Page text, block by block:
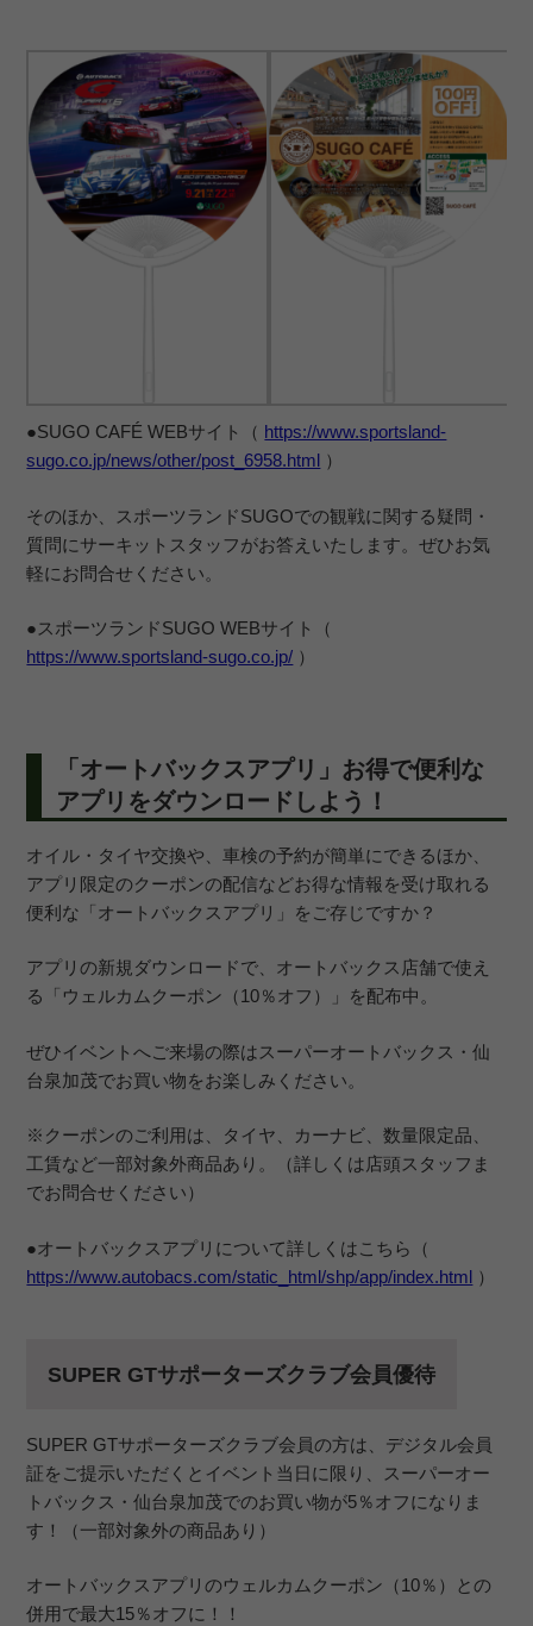
●SUGO CAFÉ WEBサイト（ https://www.sportsland-
sugo.co.jp/news/other/post_6958.html ）
そのほか、スポーツランドSUGOでの観戦に関する疑問・
質問にサーキットスタッフがお答えいたします。ぜひお気
軽にお問合せください。
●スポーツランドSUGO WEBサイト（
https://www.sportsland-sugo.co.jp/ ）
「オートバックスアプリ」お得で便利な
アプリをダウンロードしよう！
オイル・タイヤ交換や、車検の予約が簡単にできるほか、
アプリ限定のクーポンの配信などお得な情報を受け取れる
便利な「オートバックスアプリ」をご存じですか？
アプリの新規ダウンロードで、オートバックス店舗で使え
る「ウェルカムクーポン（10％オフ）」を配布中。
ぜひイベントへご来場の際はスーパーオートバックス・仙
台泉加茂でお買い物をお楽しみください。
※クーポンのご利用は、タイヤ、カーナビ、数量限定品、
工賃など一部対象外商品あり。（詳しくは店頭スタッフま
でお問合せください）
●オートバックスアプリについて詳しくはこちら（
https://www.autobacs.com/static_html/shp/app/index.html ）
SUPER GTサポーターズクラブ会員優待
SUPER GTサポーターズクラブ会員の方は、デジタル会員
証をご提示いただくとイベント当日に限り、スーパーオー
トバックス・仙台泉加茂でのお買い物が5％オフになりま
す！（一部対象外の商品あり）
オートバックスアプリのウェルカムクーポン（10％）との
併用で最大15％オフに！！